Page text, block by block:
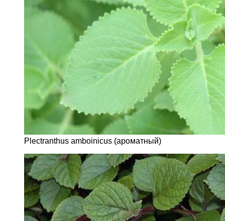
Plectranthus amboinicus (ароматный)